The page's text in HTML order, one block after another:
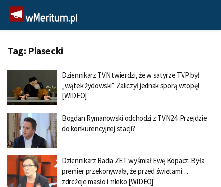
Tag: Piasecki
Dziennikarz TVN twierdzi, że w satyrze TVP był
„wątek żydowski”. Zaliczył jednak sporą wtopę!
[WIDEO]
Bogdan Rymanowski odchodzi z TVN24. Przejdzie
do konkurencyjnej stacji?
Dziennikarz Radia ZET wyśmiał Ewę Kopacz. Była
premier przekonywała, że przed świętami…
zdrożeje masło i mleko [WIDEO]